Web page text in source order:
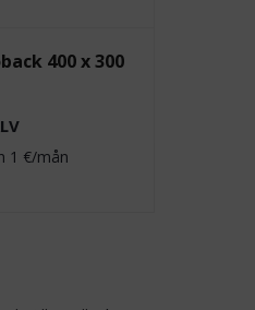
400 x 300
1 €/mån